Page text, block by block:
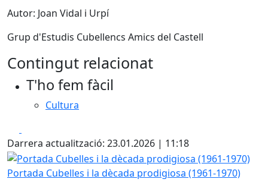
Autor: Joan Vidal i Urpí
Grup d'Estudis Cubellencs Amics del Castell
Contingut relacionat
T'ho fem fàcil
Cultura
Darrera actualització: 23.01.2026 | 11:18
Portada Cubelles i la dècada prodigiosa (1961-1970)
Portada Cubelles i la dècada prodigiosa (1961-1970)